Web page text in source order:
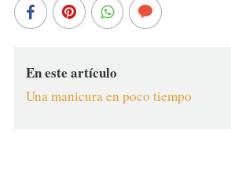
En este artículo
Una manicura en poco tiempo